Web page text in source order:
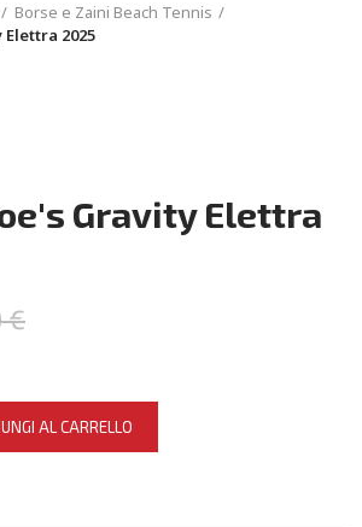
Borse e Zaini Beach Tennis
2025
Gravity Elettra
€
AL CARRELLO